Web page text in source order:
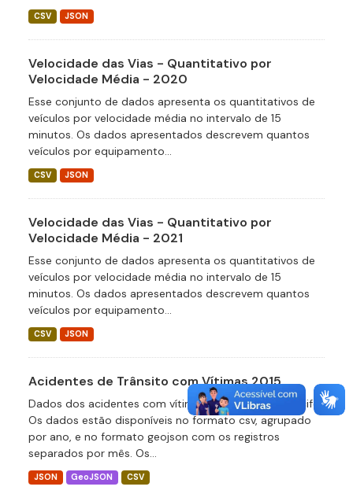
CSV JSON
Velocidade das Vias - Quantitativo por
Velocidade Média - 2020
Esse conjunto de dados apresenta os quantitativos de
veículos por velocidade média no intervalo de 15
minutos. Os dados apresentados descrevem quantos
veículos por equipamento...
CSV JSON
Velocidade das Vias - Quantitativo por
Velocidade Média - 2021
Esse conjunto de dados apresenta os quantitativos de
veículos por velocidade média no intervalo de 15
minutos. Os dados apresentados descrevem quantos
veículos por equipamento...
CSV JSON
Acidentes de Trânsito com Vítimas 2015
Dados dos acidentes com vítimas do trânsito de Recife.
Os dados estão disponíveis no formato csv, agrupado
por ano, e no formato geojson com os registros
separados por mês. Os...
JSON GeoJSON CSV